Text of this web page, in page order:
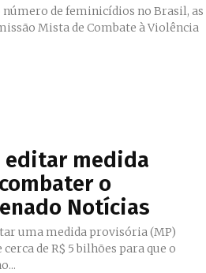
de feminicídios no Brasil, as
Mista de Combate à Violência
editar medida
o
Notícias
uma medida provisória (MP)
de R$ 5 bilhões para que o